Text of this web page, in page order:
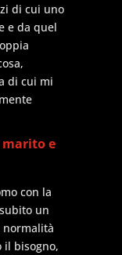
di cui uno
e da quel
di cui mi
marito e
con la
un
normalità
il bisogno,